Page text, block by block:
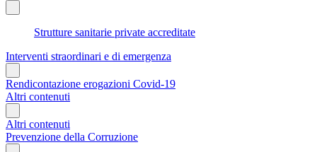
Strutture sanitarie private accreditate
Interventi straordinari e di emergenza
Rendicontazione erogazioni Covid-19
Altri contenuti
Altri contenuti
Prevenzione della Corruzione